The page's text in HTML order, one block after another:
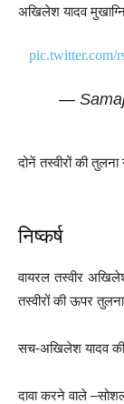
अखिलेश यादव
pic.twitter.com/
—
दोनें तस्वीरों की
निष्कर्ष
वायरल तस्वीर
तस्वीरों की ऊपर
सच-अखिलेश यादव की
दावा करने वाले